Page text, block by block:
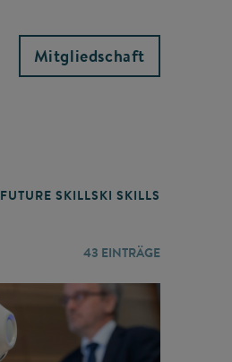
Mitgliedschaft
FUTURE SKILLSKI SKILLS
43 EINTRÄGE